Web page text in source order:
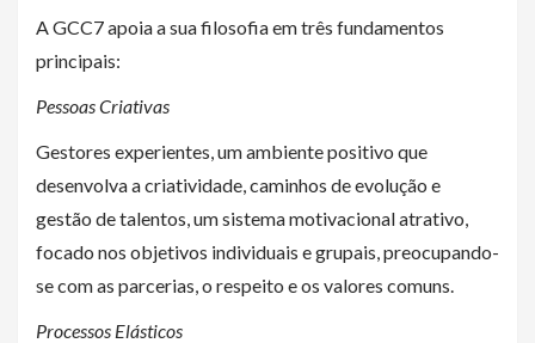
A GCC7 apoia a sua filosofia em três fundamentos
principais:
Pessoas Criativas
Gestores experientes, um ambiente positivo que
desenvolva a criatividade, caminhos de evolução e
gestão de talentos, um sistema motivacional atrativo,
focado nos objetivos individuais e grupais, preocupando-
se com as parcerias, o respeito e os valores comuns.
Processos Elásticos